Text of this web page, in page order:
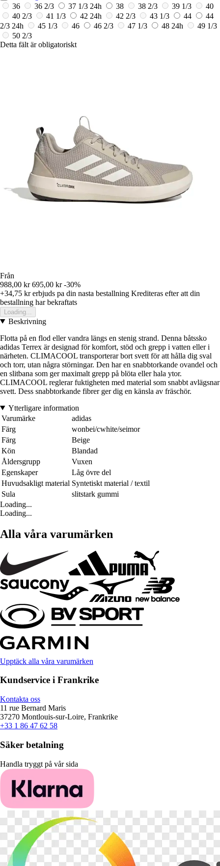
36
36 2/3 37 1/3 24h 38 38 2/3 39 1/3
40
40 2/3
41 1/3 42 24h 42 2/3 43 1/3 44
44
2/3 24h 45 1/3 46 46 2/3 47 1/3 48 24h
49 1/3
50 2/3
Detta fält är obligatoriskt
Från
988,00 kr 695,00 kr -30%
+34,75 krerbjuds pa din nasta bestallning Krediteras efter att din
bestallning har bekraftats
Loading...
Beskrivning
Flotta på en flod eller vandra längs en stenig strand. Denna båtssko
adidas Terrex är designad för komfort, stöd och grepp i vatten eller i
närheten. CLIMACOOL transporterar bort svett för att hålla dig sval
och torr, utan några störningar. Den har en snabbtorkande ovandel och
en slitbana som ger maximalt grepp på blöta eller hala ytor.
CLIMACOOL reglerar fuktigheten med material som snabbt avlägsnar
svett. Dess snabbtorkande fibrer ger dig en känsla av fräschör.
Ytterligare information
Varumärke
adidas
Färg
wonbei/cwhite/seimor
Färg
Beige
Kön
Blandad
Åldersgrupp
Vuxen
Egenskaper
Låg övre del
Huvudsakligt material Syntetiskt material / textil
Sula
slitstark gummi
Loading...
Loading...
Alla våra varumärken
Upptäck alla våra varumärken
Kundservice i Frankrike
Kontakta oss
11 rue Bernard Maris
37270 Montlouis-sur-Loire, Frankrike
+33 1 86 47 62 58
Säker betalning
Handla tryggt på vår sida